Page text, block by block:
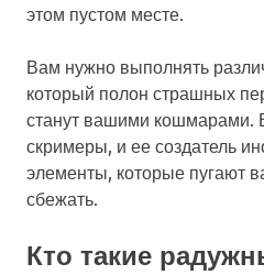
этом пустом месте.
Вам нужно выполнять
который полон страшных
станут вашими кошмарами.
скримеры, и ее создатель
элементы, которые пугают
сбежать.
Кто такие